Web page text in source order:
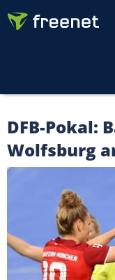
DFB-Pokal:
Wolfsburg